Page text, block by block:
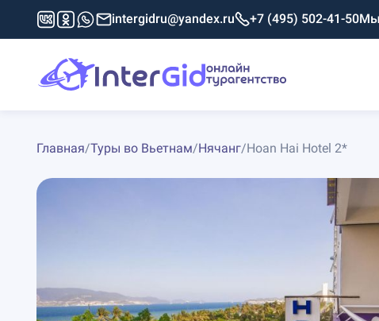
intergidru@yandex.ru +7 (495) 502-41-50Мы
Главная/Туры во Вьетнам/Нячанг/Hoan Hai Hotel 2*